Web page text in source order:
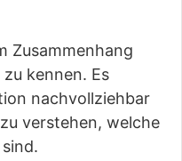
Zusammenhang
kennen. Es
nachvollziehbar
verstehen, welche